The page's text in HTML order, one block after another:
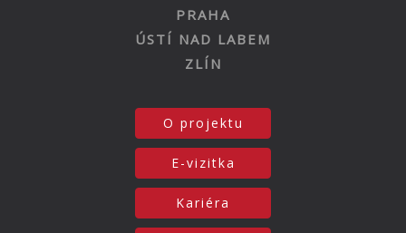
PRAHA
ÚSTÍ NAD LABEM
ZLÍN
O projektu
E-vizitka
Kariéra